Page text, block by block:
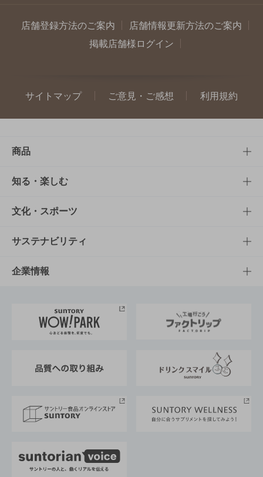
店舗登録方法のご案内
店舗情報更新方法のご案内
掲載店舗様ログイン
サイトマップ ご意見・ご感想 利用規約
商品
商品TOP
商品一覧
商品発売情報
栄養成分一覧
知る・楽しむ
知る・楽しむTOP
キャンペーン
工場見学
地域情報
文化・スポーツ
文化・スポーツTOP
サントリーホール
サントリーサンバーズ大阪
サステナビリティ
サステナビリティTOP
サントリーが考えるサステナビリティ経営
企業情報
企業概要
採用情報